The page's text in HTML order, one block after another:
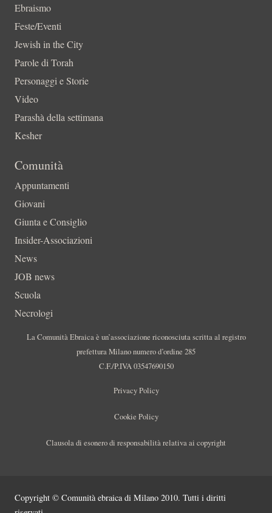
Ebraismo
Feste/Eventi
Jewish in the City
Parole di Torah
Personaggi e Storie
Video
Parashà della settimana
Kesher
Comunità
Appuntamenti
Giovani
Giunta e Consiglio
Insider-Associazioni
News
JOB news
Scuola
Necrologi
La Comunità Ebraica è un’associazione riconosciuta scritta al registro
prefettura Milano numero d’ordine 285
C.F./P.IVA 03547690150
Privacy Policy
Cookie Policy
Clausola di esonero di responsabilità relativa ai copyright
Copyright © Comunità ebraica di Milano 2010. Tutti i diritti